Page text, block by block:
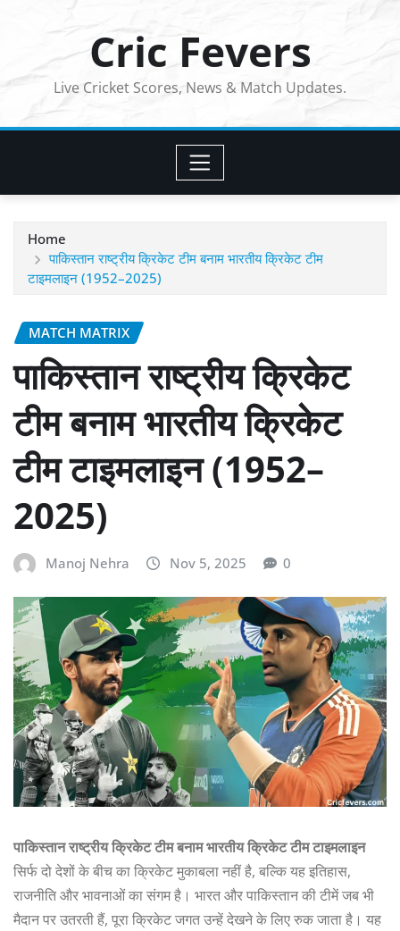
Cric Fevers
Live Cricket Scores, News & Match Updates.
Home
पाकिस्तान राष्ट्रीय क्रिकेट टीम बनाम भारतीय क्रिकेट टीम
टाइमलाइन (1952–2025)
MATCH MATRIX
पाकिस्तान राष्ट्रीय क्रिकेट
टीम बनाम भारतीय क्रिकेट
टीम टाइमलाइन (1952–
2025)
Manoj Nehra Nov 5, 2025 0
पाकिस्तान राष्ट्रीय क्रिकेट टीम बनाम भारतीय क्रिकेट टीम टाइमलाइन
सिर्फ दो देशों के बीच का क्रिकेट मुकाबला नहीं है, बल्कि यह इतिहास,
राजनीति और भावनाओं का संगम है। भारत और पाकिस्तान की टीमें जब भी
मैदान पर उतरती हैं, पूरा क्रिकेट जगत उन्हें देखने के लिए रुक जाता है। यह